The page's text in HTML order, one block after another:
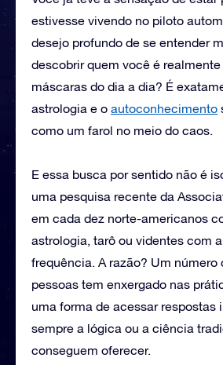
estivesse vivendo no piloto
desejo profundo de se entender
descobrir quem você é
máscaras do dia a dia? É
astrologia e o autoconhecimento
como um farol no meio do caos.
E essa busca por sentido não é
uma pesquisa recente da
em cada dez norte-americanos
astrologia, tarô ou videntes com
frequência. A razão? Um número
pessoas tem enxergado nas
uma forma de acessar respostas
sempre a lógica ou a ciência
conseguem oferecer.